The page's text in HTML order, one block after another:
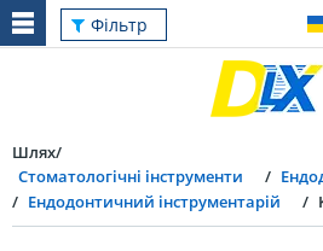
Фільтр
Шлях
Стоматологічні інструменти
Ендодонтичний інструментарій